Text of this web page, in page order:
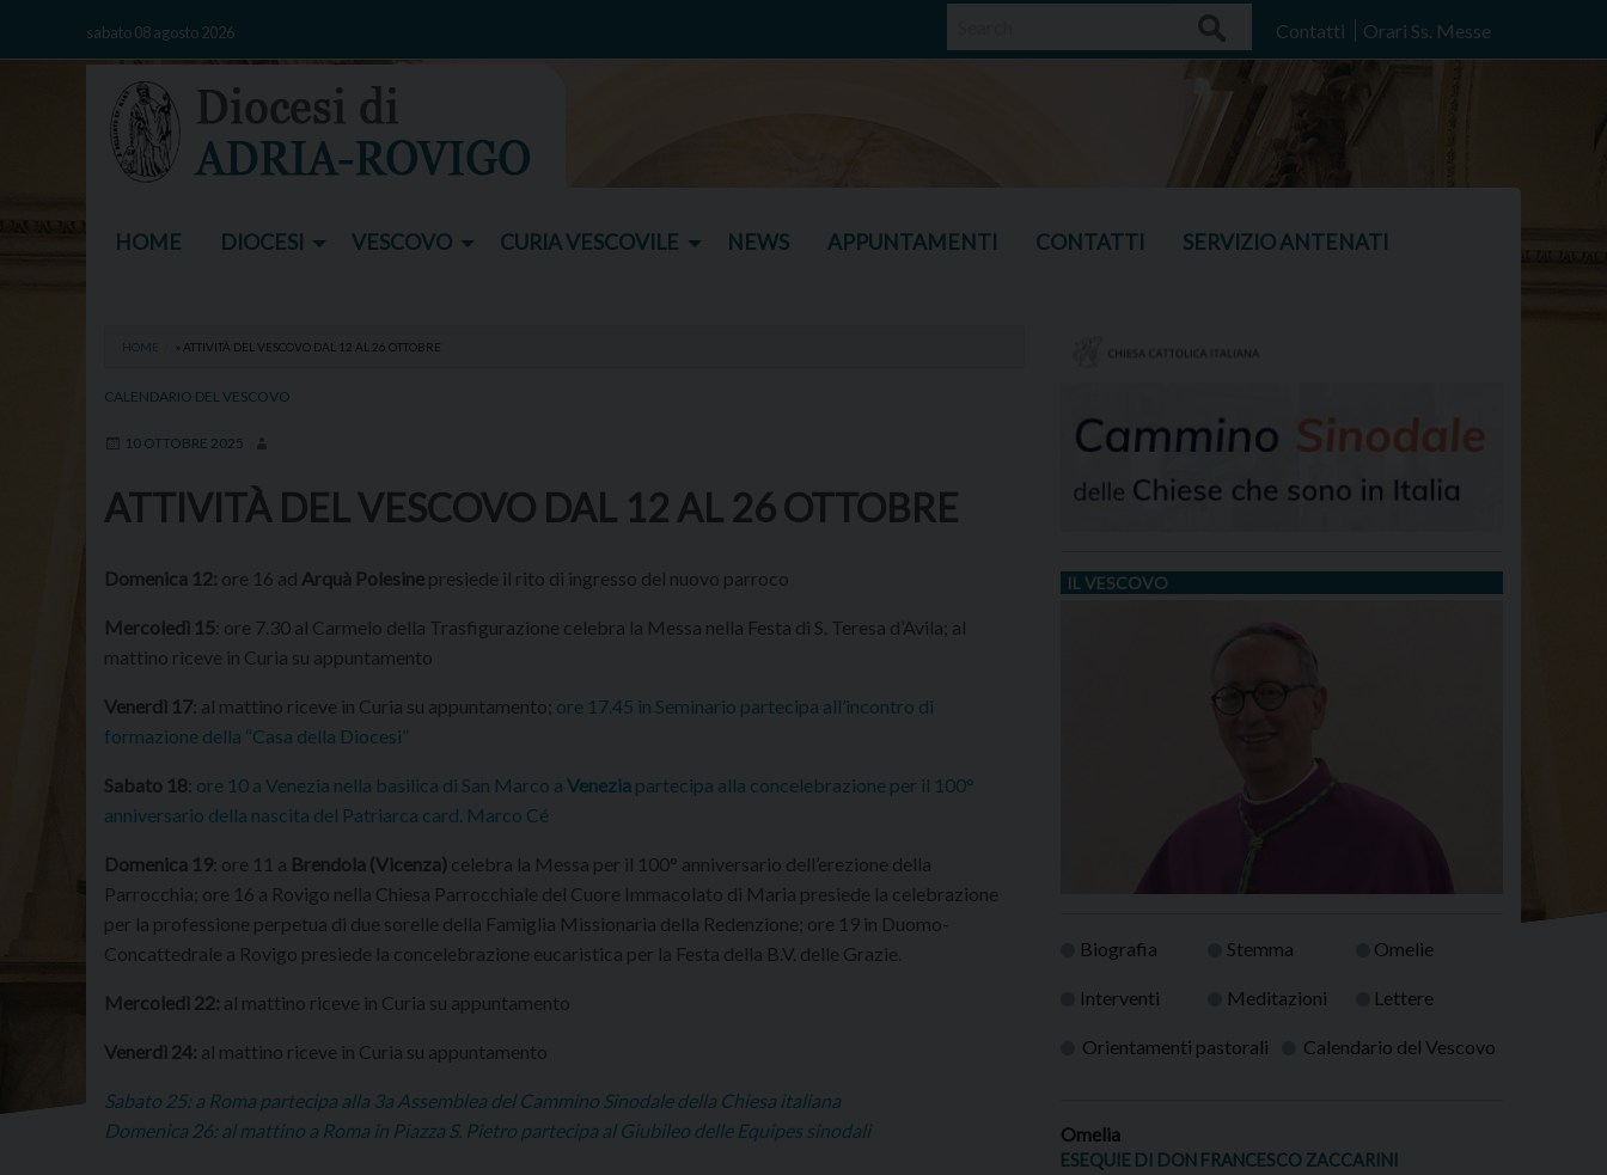
sabato 08 agosto 2026 Contatti Orari Ss. Messe
HOME DIOCESI VESCOVO CURIA VESCOVILE NEWS APPUNTAMENTI CONTATTI SERVIZIO ANTENATI
HOME » ATTIVITÀ DEL VESCOVO DAL 12 AL 26 OTTOBRE
CALENDARIO DEL VESCOVO
10 OTTOBRE 2025
ATTIVITÀ DEL VESCOVO DAL 12 AL 26 OTTOBRE
Domenica 12: ore 16 ad Arquà Polesine presiede il rito di ingresso del nuovo parroco
Mercoledì 15 : ore 7.30 al Carmelo della Trasfigurazione celebra la Messa nella Festa di S. Teresa d’Avila; al
mattino riceve in Curia su appuntamento
Venerdì 17 : al mattino riceve in Curia su appuntamento; ore 17.45 in Seminario partecipa all’incontro di
formazione della “Casa della Diocesi”
Sabato 18 ore 10 a Venezia nella basilica di San Marco a Venezia partecipa alla concelebrazione per il 100°
anniversario della nascita del Patriarca card. Marco Cé
Domenica 19 : ore 11 a Brendola (Vicenza) celebra la Messa per il 100° anniversario dell’erezione della
Parrocchia; ore 16 a Rovigo nella Chiesa Parrocchiale del Cuore Immacolato di Maria presiede la celebrazione
per la professione perpetua di due sorelle della Famiglia Missionaria della Redenzione; ore 19 in Duomo-
Concattedrale a Rovigo presiede la concelebrazione eucaristica per la Festa della B.V. delle Grazie.
Mercoledì 22: al mattino riceve in Curia su appuntamento
Venerdì 24: al mattino riceve in Curia su appuntamento
Sabato 25: a Roma partecipa alla 3a Assemblea del Cammino Sinodale della Chiesa italiana
Domenica 26: al mattino a Roma in Piazza S. Pietro partecipa al Giubileo delle Equipes sinodali
IL VESCOVO
Biografia Stemma Omelie
Interventi Meditazioni Lettere
Orientamenti pastorali Calendario del Vescovo
Omelia
ESEQUIE DI DON FRANCESCO ZACCARINI